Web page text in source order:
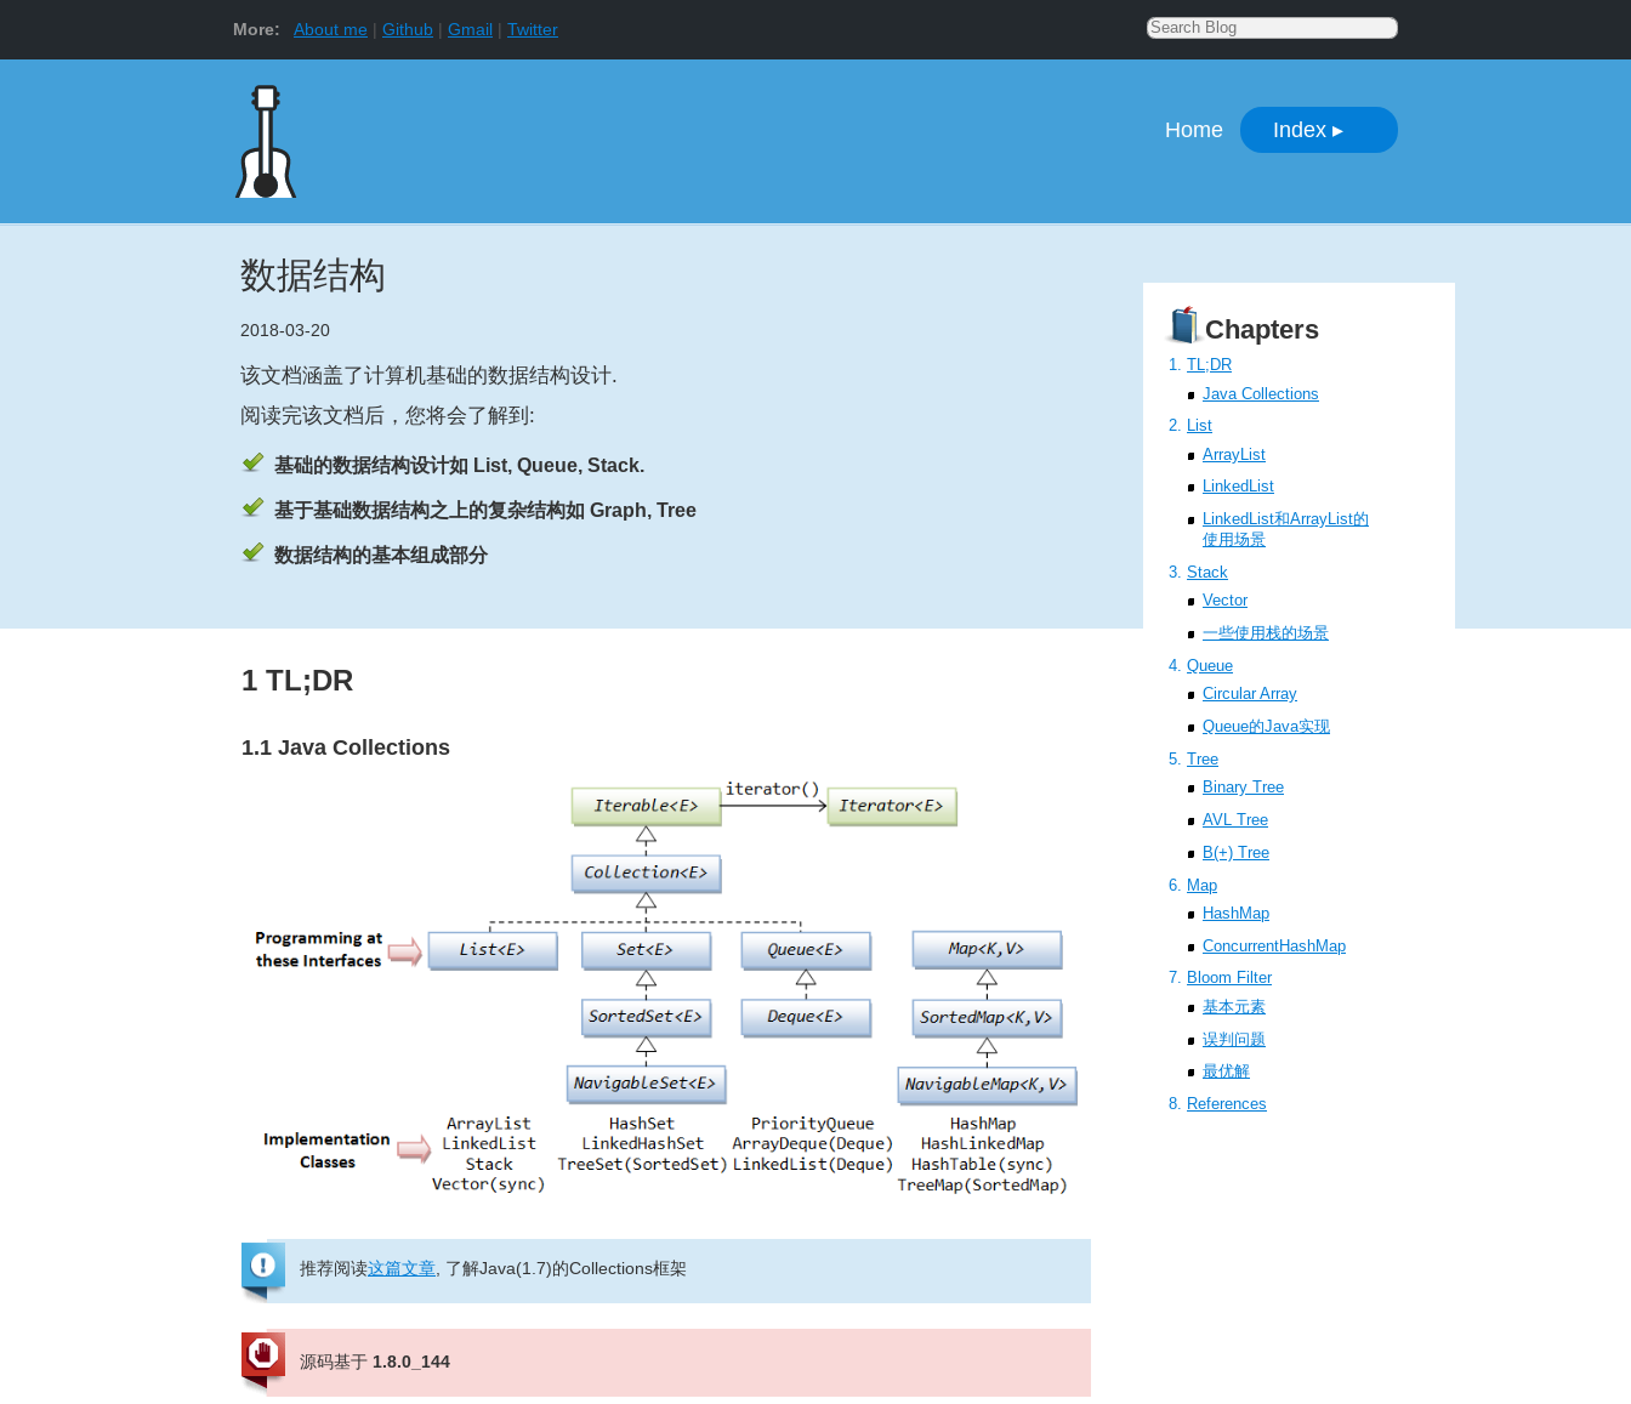
More: About me Github Gmail Twitter
Home Index▸
数据结构
2018-03-20
该文档涵盖了计算机基础的数据结构设计.
阅读完该文档后，您将会了解到:
基础的数据结构设计如 List, Queue, Stack.
基于基础数据结构之上的复杂结构如 Graph, Tree
数据结构的基本组成部分
Chapters
TL;DR
Java Collections
List
ArrayList
LinkedList
LinkedList和ArrayList的
使用场景
Stack
Vector
一些使用栈的场景
Queue
Circular Array
Queue的Java实现
Tree
Binary Tree
AVL Tree
B(+) Tree
Map
HashMap
ConcurrentHashMap
Bloom Filter
基本元素
误判问题
最优解
References
1 TL;DR
1.1 Java Collections
推荐阅读这篇文章 , 了解Java(1.7)的Collections框架
源码基于 1.8.0_144